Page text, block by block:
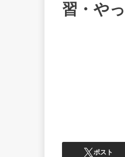
習・や
ポスト